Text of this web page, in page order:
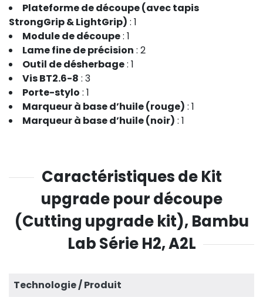
Plateforme de découpe (avec tapis
StrongGrip & LightGrip) : 1
Module de découpe: 1
Lame fine de précision : 2
Outil de désherbage: 1
Vis BT2.6-8 : 3
Porte-stylo : 1
Marqueur à base d’huile (rouge) : 1
Marqueur à base d’huile (noir) : 1
Caractéristiques de Kit
upgrade pour découpe
(Cutting upgrade kit), Bambu
Lab Série H2, A2L
Technologie / Produit